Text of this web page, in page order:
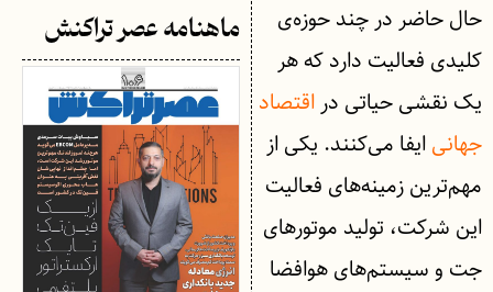
حال حاضر در چند حوزه‌ی
کلیدی فعالیت دارد که هر
یک نقشی حیاتی دراقتصاد
جهانیایفا می‌کنند. یکی از
مهم‌ترین زمینه‌های فعالیت
این شرکت، تولید موتورهای
جت و سیستم‌های هوافضا
ماهنامه عصر تراکنش